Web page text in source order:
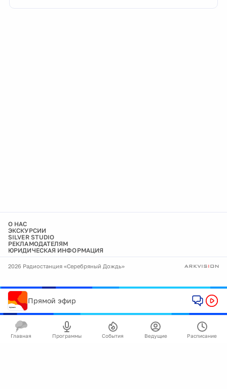
О НАС
ЭКСКУРСИИ
SILVER STUDIO
РЕКЛАМОДАТЕЛЯМ
ЮРИДИЧЕСКАЯ ИНФОРМАЦИЯ
2026 Радиостанция «Серебряный Дождь»
Прямой эфир
Главная Программы События Ведущие Расписание